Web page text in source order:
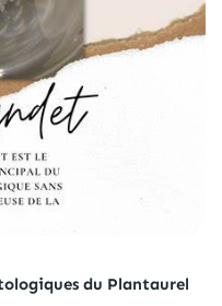
du Plantaurel